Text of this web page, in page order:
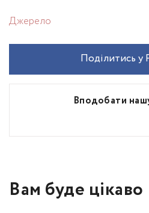
Джерело
Вподобати
Поділитись у
Вам буде цікаво